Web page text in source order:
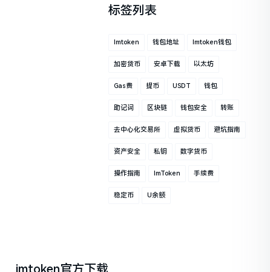
标签列表
Imtoken 钱包地址 Imtoken钱包
加密货币 安卓下载 以太坊
Gas费 提币 USDT 钱包
助记词 区块链 钱包安全 转账
去中心化交易所 虚拟货币 避坑指南
资产安全 私钥 数字货币
操作指南 ImToken 手续费
稳定币 U余额